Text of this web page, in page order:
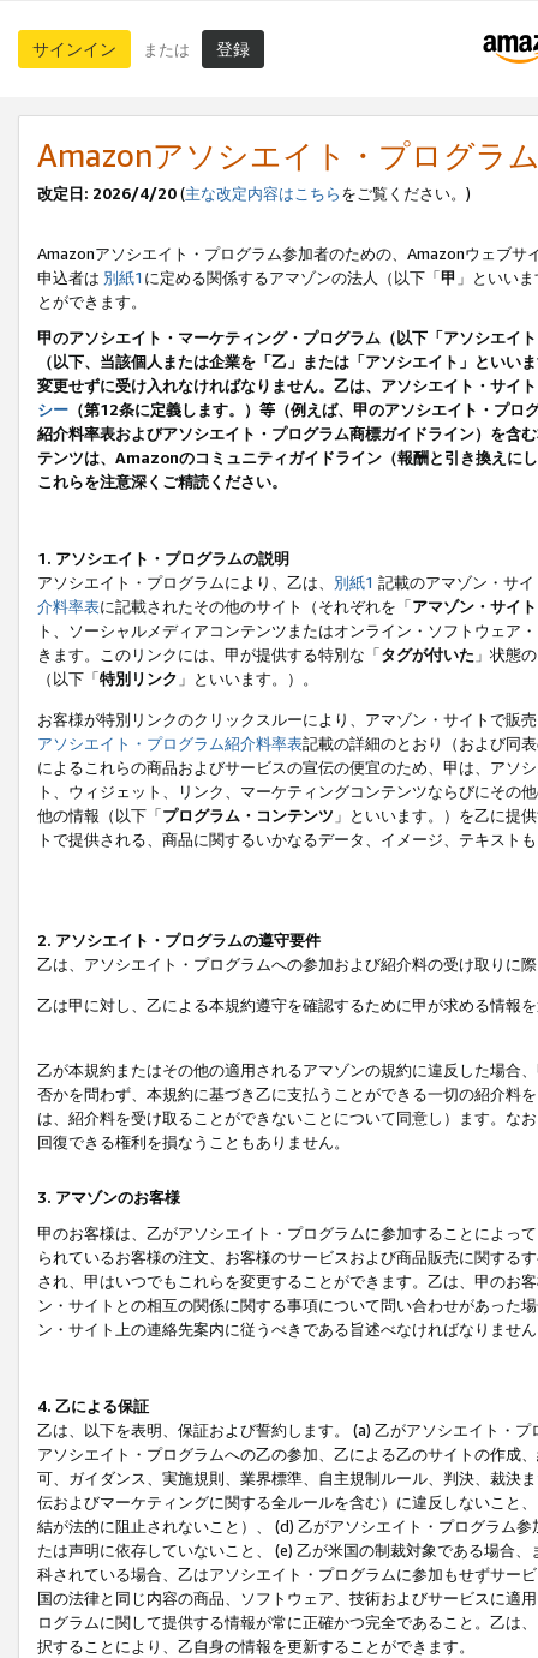
サインイン または 登録
Amazonアソシエイト・プログラ
改定日: 2026/4/20(主な改定内容はこちらをご覧ください。)
Amazonアソシエイト・プログラム参加者のための、Amazonウェブサ
申込者は 別紙1 に定める関係するアマゾンの法人（以下「甲 」といい
とができます。
甲のアソシエイト・マーケティング・プログラム（以下「アソシエイ
（以下、当該個人または企業を「乙」または「アソシエイト」とい
変更せずに受け入れなければなりません。乙は、アソシエイト・サイ
シー （第12条に定義します。）等（例えば、甲のアソシエイト・プ
紹介料率表およびアソシエイト・プログラム商標ガイドライン）を
テンツは、Amazonのコミュニティガイドライン（報酬と引き換えに
これらを注意深くご精読ください。
1. アソシエイト・プログラムの説明
アソシエイト・プログラムにより、乙は、 別紙1 記載のアマゾン・サ
介料率表に記載されたその他のサイト（それぞれを「アマゾン・サイト
ト、ソーシャルメディアコンテンツまたはオンライン・ソフトウェア
きます。このリンクには、甲が提供する特別な「タグが付いた 」状態
（以下「特別リンク 」といいます。）。
お客様が特別リンクのクリックスルーにより、アマゾン・サイトで販
アソシエイト・プログラム紹介料率表記載の詳細のとおり（および同
によるこれらの商品およびサービスの宣伝の便宜のため、甲は、アソ
ト、ウィジェット、リンク、マーケティングコンテンツならびにその
他の情報（以下「プログラム・コンテンツ 」といいます。）を乙に提
トで提供される、商品に関するいかなるデータ、イメージ、テキス
2. アソシエイト・プログラムの遵守要件
乙は、アソシエイト・プログラムへの参加および紹介料の受け取りに
乙は甲に対し、乙による本規約遵守を確認するために甲が求める情報
乙が本規約またはその他の適用されるアマゾンの規約に違反した場合
否かを問わず、本規約に基づき乙に支払うことができる一切の紹介料
は、紹介料を受け取ることができないことについて同意し）ます。な
回復できる権利を損なうこともありません。
3. アマゾンのお客様
甲のお客様は、乙がアソシエイト・プログラムに参加することによっ
られているお客様の注文、お客様のサービスおよび商品販売に関する
され、甲はいつでもこれらを変更することができます。乙は、甲のお
ン・サイトとの相互の関係に関する事項について問い合わせがあった
ン・サイト上の連絡先案内に従うべきである旨述べなければなりませ
4. 乙による保証
乙は、以下を表明、保証および誓約します。 (a) 乙がアソシエイト・
アソシエイト・プログラムへの乙の参加、乙による乙のサイトの作成
可、ガイダンス、実施規則、業界標準、自主規制ルール、判決、裁決
伝およびマーケティングに関する全ルールを含む）に違反しないこと
結が法的に阻止されないこと）、 (d) 乙がアソシエイト・プログラム
たは声明に依存していないこと、 (e) 乙が米国の制裁対象である場合
科されている場合、乙はアソシエイト・プログラムに参加もせずサー
国の法律と同じ内容の商品、ソフトウェア、技術およびサービスに適
ログラムに関して提供する情報が常に正確かつ完全であること。乙は
択することにより、乙自身の情報を更新することができます。